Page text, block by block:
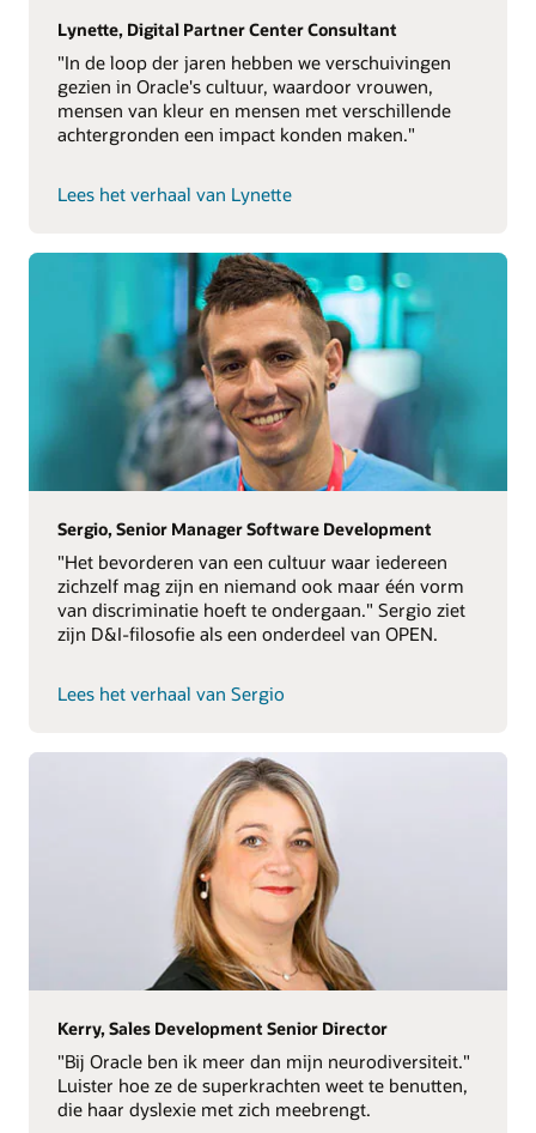
Lynette, Digital Partner Center Consultant
"In de loop der jaren hebben we verschuivingen
gezien in Oracle's cultuur, waardoor vrouwen,
mensen van kleur en mensen met verschillende
achtergronden een impact konden maken."
Lees het verhaal van Lynette
Sergio, Senior Manager Software Development
"Het bevorderen van een cultuur waar iedereen
zichzelf mag zijn en niemand ook maar één vorm
van discriminatie hoeft te ondergaan." Sergio ziet
zijn D&I-filosofie als een onderdeel van OPEN.
Lees het verhaal van Sergio
Kerry, Sales Development Senior Director
"Bij Oracle ben ik meer dan mijn neurodiversiteit."
Luister hoe ze de superkrachten weet te benutten,
die haar dyslexie met zich meebrengt.